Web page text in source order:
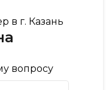
в г. Казань
вопросу